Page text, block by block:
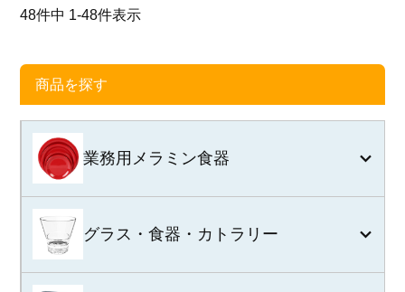
48件中 1-48件表示
商品を探す
業務用メラミン食器
グラス・食器・カトラリー